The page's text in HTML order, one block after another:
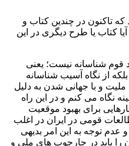
تاکنون در چندین کتاب و
کتاب یا طرح دیگری در این
قوم شناسانه نیست؛ یعنی
از نگاه آسیب شناسانه
و با جهانی شدن به دلیل
نگاه می کنم و در این راه
برای بهبود موقعیت
قومی در ایران در اغلب
عدم توجه به این امر بدیهی
را باید در چارچوب های ملی و